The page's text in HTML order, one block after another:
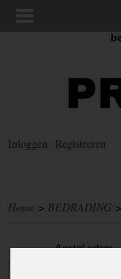
Inloggen Registreren
Home > BEDRADING >
Aantal aders